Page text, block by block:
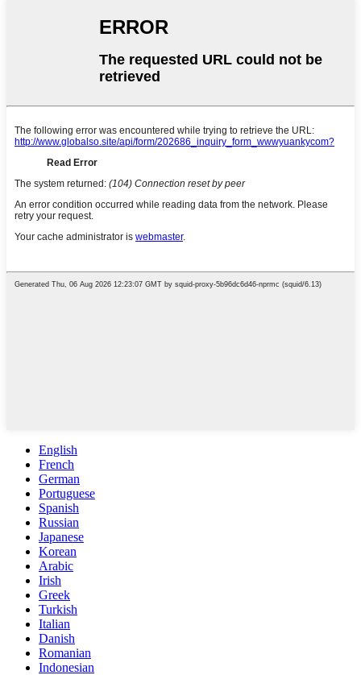
English
French
German
Portuguese
Spanish
Russian
Japanese
Korean
Arabic
Irish
Greek
Turkish
Italian
Danish
Romanian
Indonesian